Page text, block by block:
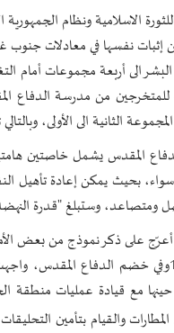
الاسلامية ونظام الجمهورية
إثبات نفسها في معادلات جنوب
من مدرسة الدفاع
الثانية الى الأولى،
المقدس يشمل خاصتين
بحيث يمكن إعادة تأهيل
ومتصاعد، وستبلغ "قدرة
على ذكر نموذج من بعض
مع قيادة عمليات منطقة
والقيام بتأمين